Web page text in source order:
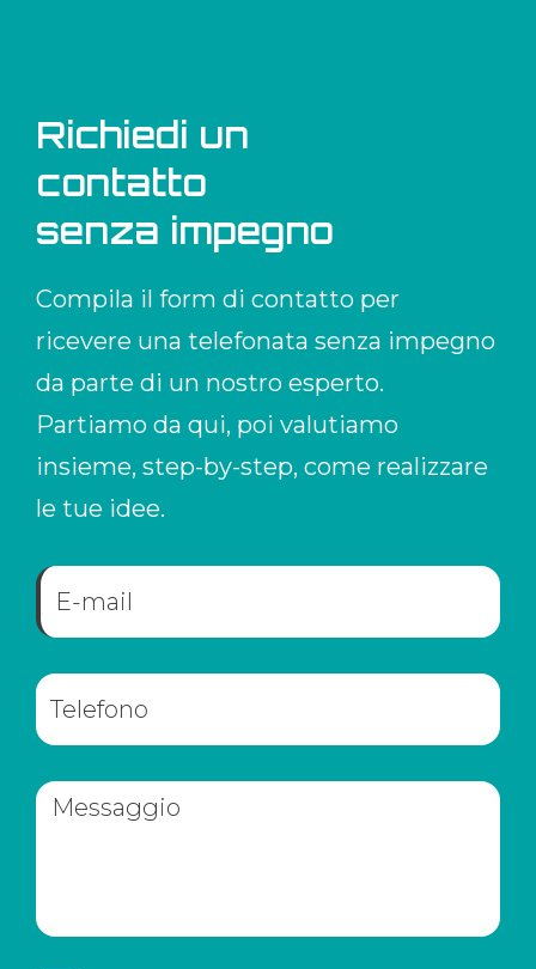
Richiedi un
contatto
senza impegno
Compila il form di contatto per
ricevere una telefonata senza impegno
da parte di un nostro esperto.
Partiamo da qui, poi valutiamo
insieme, step-by-step, come realizzare
le tue idee.